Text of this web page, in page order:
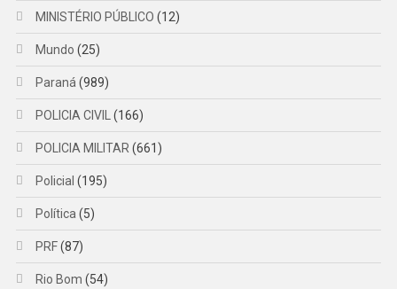
MINISTÉRIO PÚBLICO (12)
Mundo (25)
Paraná (989)
POLICIA CIVIL (166)
POLICIA MILITAR (661)
Policial (195)
Política (5)
PRF(87)
Rio Bom (54)